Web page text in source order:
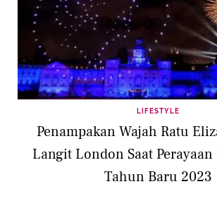
LIFESTYLE
Penampakan Wajah Ratu
Langit London Saat
Tahun Baru 2023